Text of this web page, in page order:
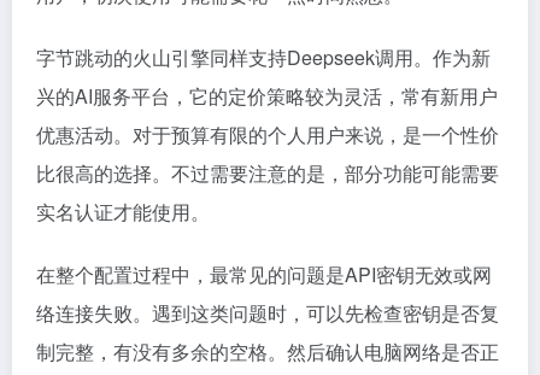
字节跳动的火山引擎同样支持Deepseek调用。作为新
兴的AI服务平台，它的定价策略较为灵活，常有新用户
优惠活动。对于预算有限的个人用户来说，是一个性价
比很高的选择。不过需要注意的是，部分功能可能需要
实名认证才能使用。
在整个配置过程中，最常见的问题是API密钥无效或网
络连接失败。遇到这类问题时，可以先检查密钥是否复
制完整，有没有多余的空格。然后确认电脑网络是否正